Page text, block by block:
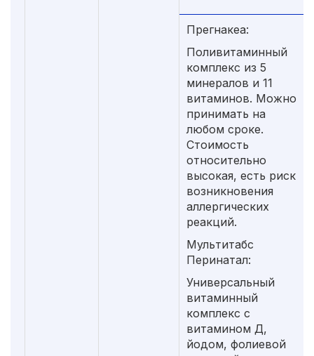
Прегнакеа:
Поливитаминный
комплекс из 5
минералов и 11
витаминов. Можно
принимать на
любом сроке.
Стоимость
относительно
высокая, есть риск
возникновения
аллергических
реакций.
Мультитабс
Перинатал:
Универсальный
витаминный
комплекс с
витамином Д,
йодом, фолиевой